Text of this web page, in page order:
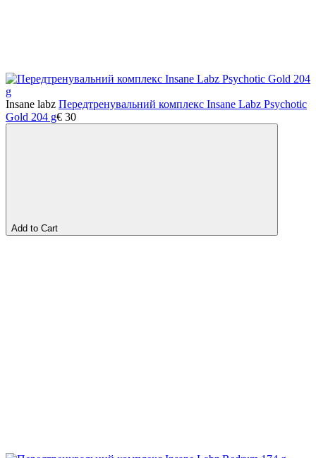
Insane labz Передтренувальний комплекс Insane Labz Psychotic
Gold 204 g€ 30
Add to Cart